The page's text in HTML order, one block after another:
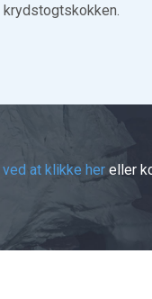
ved at klikke hereller